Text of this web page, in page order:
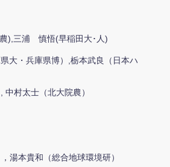
),三浦 慎悟(早稲田大･人)
大・兵庫県博）,栃本武良（日本ハ
村太士（北大院農）
湯本貴和（総合地球環境研）